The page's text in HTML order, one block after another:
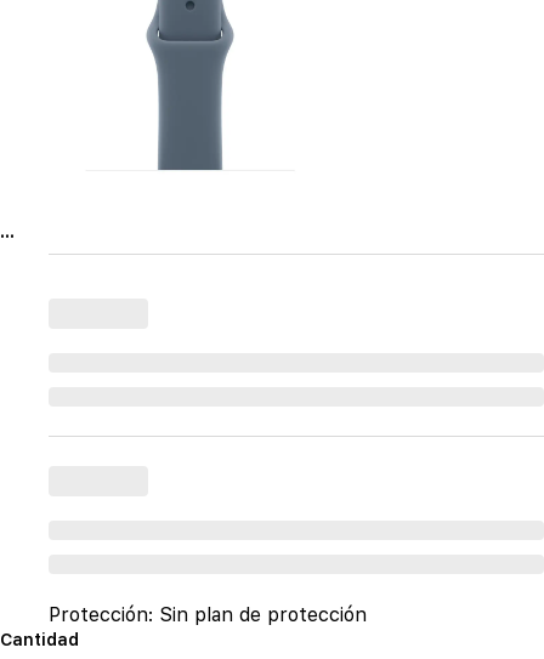
...
Protección: Sin plan de protección
Cantidad